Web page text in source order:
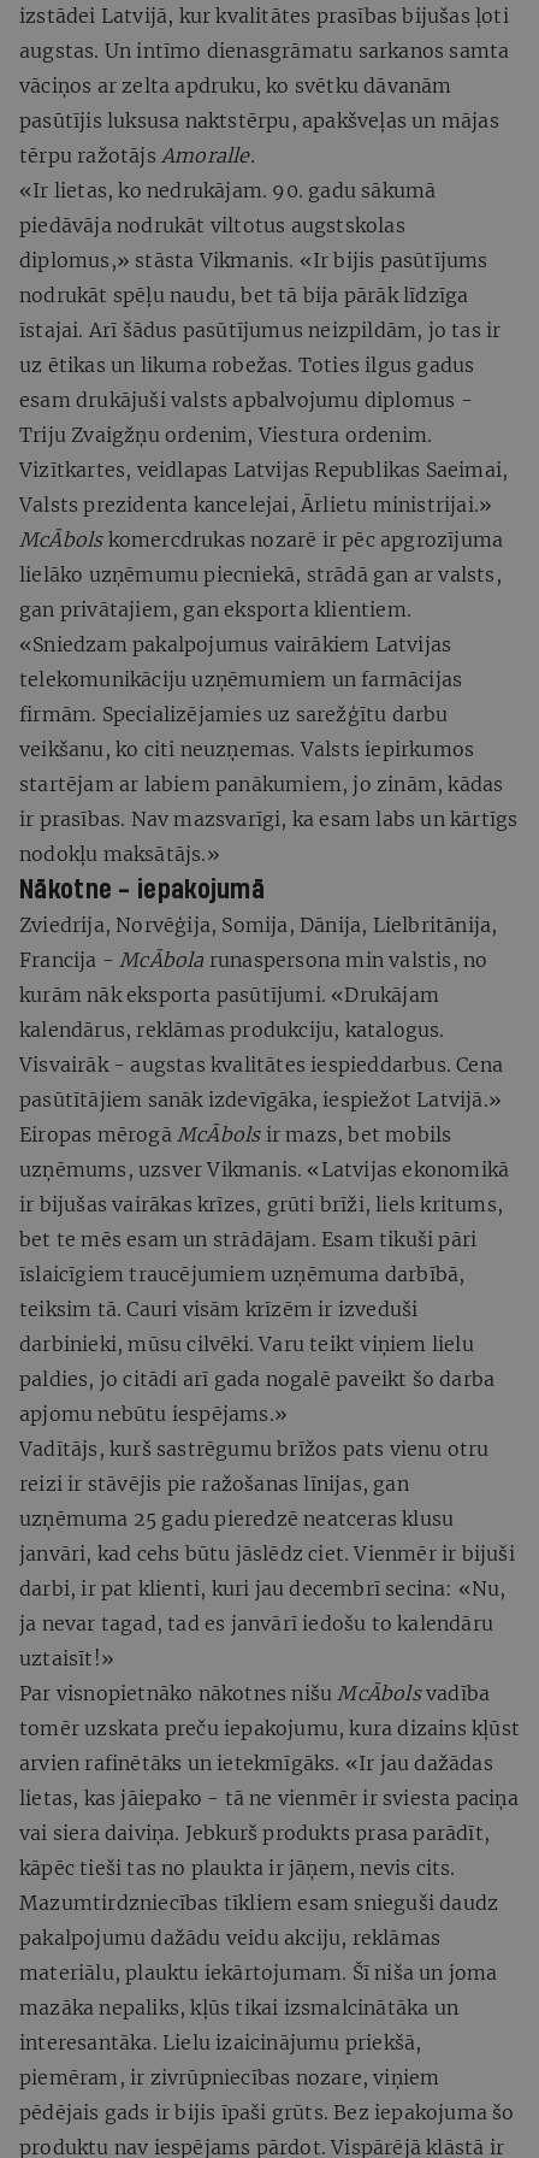
izstādei Latvijā, kur kvalitātes prasības bijušas ļoti
augstas. Un intīmo dienasgrāmatu sarkanos samta
vāciņos ar zelta apdruku, ko svētku dāvanām
pasūtījis luksusa naktstērpu, apakšveļas un mājas
tērpu ražotājs Amoralle.
«Ir lietas, ko nedrukājam. 90. gadu sākumā
piedāvāja nodrukāt viltotus augstskolas
diplomus,» stāsta Vikmanis. «Ir bijis pasūtījums
nodrukāt spēļu naudu, bet tā bija pārāk līdzīga
īstajai. Arī šādus pasūtījumus neizpildām, jo tas ir
uz ētikas un likuma robežas. Toties ilgus gadus
esam drukājuši valsts apbalvojumu diplomus -
Triju Zvaigžņu ordenim, Viestura ordenim.
Vizītkartes, veidlapas Latvijas Republikas Saeimai,
Valsts prezidenta kancelejai, Ārlietu ministrijai.»
McĀbolskomercdrukas nozarē ir pēc apgrozījuma
lielāko uzņēmumu piecniekā, strādā gan ar valsts,
gan privātajiem, gan eksporta klientiem.
«Sniedzam pakalpojumus vairākiem Latvijas
telekomunikāciju uzņēmumiem un farmācijas
firmām. Specializējamies uz sarežģītu darbu
veikšanu, ko citi neuzņemas. Valsts iepirkumos
startējam ar labiem panākumiem, jo zinām, kādas
ir prasības. Nav mazsvarīgi, ka esam labs un kārtīgs
nodokļu maksātājs.»
Nākotne - iepakojumā
Zviedrija, Norvēģija, Somija, Dānija, Lielbritānija,
Francija - McĀbola runaspersona min valstis, no
kurām nāk eksporta pasūtījumi. «Drukājam
kalendārus, reklāmas produkciju, katalogus.
Visvairāk - augstas kvalitātes iespieddarbus. Cena
pasūtītājiem sanāk izdevīgāka, iespiežot Latvijā.»
Eiropas mērogā McĀbolsir mazs, bet mobils
uzņēmums, uzsver Vikmanis. «Latvijas ekonomikā
ir bijušas vairākas krīzes, grūti brīži, liels kritums,
bet te mēs esam un strādājam. Esam tikuši pāri
īslaicīgiem traucējumiem uzņēmuma darbībā,
teiksim tā. Cauri visām krīzēm ir izveduši
darbinieki, mūsu cilvēki. Varu teikt viņiem lielu
paldies, jo citādi arī gada nogalē paveikt šo darba
apjomu nebūtu iespējams.»
Vadītājs, kurš sastrēgumu brīžos pats vienu otru
reizi ir stāvējis pie ražošanas līnijas, gan
uzņēmuma 25 gadu pieredzē neatceras klusu
janvāri, kad cehs būtu jāslēdz ciet. Vienmēr ir bijuši
darbi, ir pat klienti, kuri jau decembrī secina: «Nu,
ja nevar tagad, tad es janvārī iedošu to kalendāru
uztaisīt!»
Par visnopietnāko nākotnes nišu McĀbolsvadība
tomēr uzskata preču iepakojumu, kura dizains kļūst
arvien rafinētāks un ietekmīgāks. «Ir jau dažādas
lietas, kas jāiepako - tā ne vienmēr ir sviesta paciņa
vai siera daiviņa. Jebkurš produkts prasa parādīt,
kāpēc tieši tas no plaukta ir jāņem, nevis cits.
Mazumtirdzniecības tīkliem esam snieguši daudz
pakalpojumu dažādu veidu akciju, reklāmas
materiālu, plauktu iekārtojumam. Šī niša un joma
mazāka nepaliks, kļūs tikai izsmalcinātāka un
interesantāka. Lielu izaicinājumu priekšā,
piemēram, ir zivrūpniecības nozare, viņiem
pēdējais gads ir bijis īpaši grūts. Bez iepakojuma šo
produktu nav iespējams pārdot. Vispārējā klāstā ir